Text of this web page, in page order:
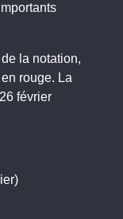
la notation,
rouge. La
février